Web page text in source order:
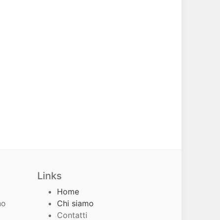
Links
Home
Chi siamo
Contatti